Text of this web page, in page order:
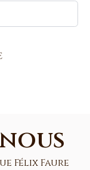
Félix Faure